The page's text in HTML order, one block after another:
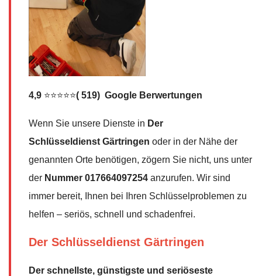
4,9 ⭐⭐⭐⭐⭐( 519) Google Berwertungen
Wenn Sie unsere Dienste in Der
Schlüsseldienst Gärtringen oder in der Nähe der
genannten Orte benötigen, zögern Sie nicht, uns unter
der Nummer 017664097254 anzurufen. Wir sind
immer bereit, Ihnen bei Ihren Schlüsselproblemen zu
helfen – seriös, schnell und schadenfrei.
Der Schlüsseldienst Gärtringen
Der schnellste, günstigste und seriöseste